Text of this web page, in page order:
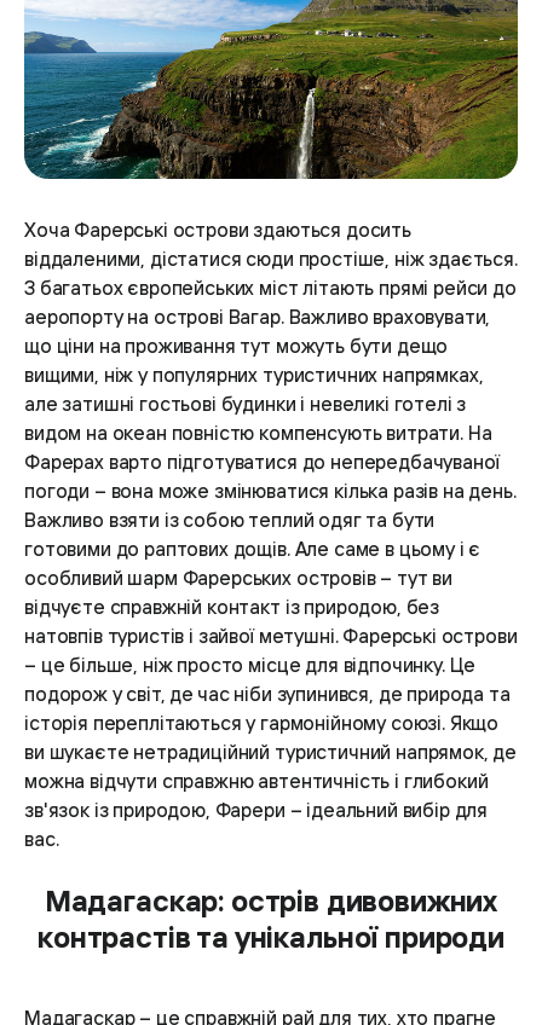
Хоча Фарерські острови здаються досить
віддаленими, дістатися сюди простіше, ніж здається.
З багатьох європейських міст літають прямі рейси до
аеропорту на острові Вагар. Важливо враховувати,
що ціни на проживання тут можуть бути дещо
вищими, ніж у популярних туристичних напрямках,
але затишні гостьові будинки і невеликі готелі з
видом на океан повністю компенсують витрати. На
Фарерах варто підготуватися до непередбачуваної
погоди – вона може змінюватися кілька разів на день.
Важливо взяти із собою теплий одяг та бути
готовими до раптових дощів. Але саме в цьому і є
особливий шарм Фарерських островів – тут ви
відчуєте справжній контакт із природою, без
натовпів туристів і зайвої метушні. Фарерські острови
– це більше, ніж просто місце для відпочинку. Це
подорож у світ, де час ніби зупинився, де природа та
історія переплітаються у гармонійному союзі. Якщо
ви шукаєте нетрадиційний туристичний напрямок, де
можна відчути справжню автентичність і глибокий
зв'язок із природою, Фарери – ідеальний вибір для
вас.
Мадагаскар: острів дивовижних
контрастів та унікальної природи
Мадагаскар – це справжній рай для тих, хто прагне